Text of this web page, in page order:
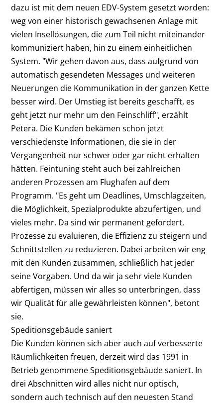
dazu ist mit dem neuen EDV-System gesetzt worden:
weg von einer historisch gewachsenen Anlage mit
vielen Insellösungen, die zum Teil nicht miteinander
kommuniziert haben, hin zu einem einheitlichen
System. "Wir gehen davon aus, dass aufgrund von
automatisch gesendeten Messages und weiteren
Neuerungen die Kommunikation in der ganzen Kette
besser wird. Der Umstieg ist bereits geschafft, es
geht jetzt nur mehr um den Feinschliff", erzählt
Petera. Die Kunden bekämen schon jetzt
verschiedenste Informationen, die sie in der
Vergangenheit nur schwer oder gar nicht erhalten
hätten. Feintuning steht auch bei zahlreichen
anderen Prozessen am Flughafen auf dem
Programm. "Es geht um Deadlines, Umschlagzeiten,
die Möglichkeit, Spezialprodukte abzufertigen, und
vieles mehr. Da sind wir permanent gefordert,
Prozesse zu evaluieren, die Effizienz zu steigern und
Schnittstellen zu reduzieren. Dabei arbeiten wir eng
mit den Kunden zusammen, schließlich hat jeder
seine Vorgaben. Und da wir ja sehr viele Kunden
abfertigen, müssen wir alles so unterbringen, dass
wir Qualität für alle gewährleisten können", betont
sie.
Speditionsgebäude saniert
Die Kunden können sich aber auch auf verbesserte
Räumlichkeiten freuen, derzeit wird das 1991 in
Betrieb genommene Speditionsgebäude saniert. In
drei Abschnitten wird alles nicht nur optisch,
sondern auch technisch auf den neuesten Stand